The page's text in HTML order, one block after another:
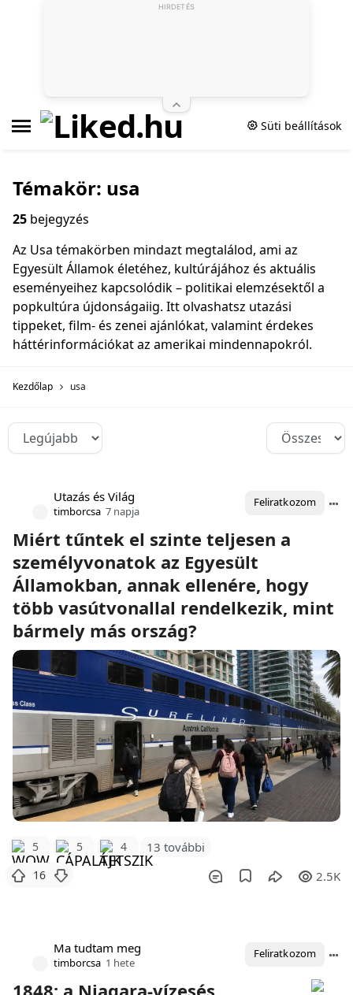
Süti beállítások
Témakör: usa
25 bejegyzés
Az Usa témakörben mindazt megtalálod, ami az
Egyesült Államok életéhez, kultúrájához és aktuális
eseményeihez kapcsolódik – politikai elemzésektől a
popkultúra újdonságaiig. Itt olvashatsz utazási
tippeket, film- és zenei ajánlókat, valamint érdekes
háttérinformációkat az amerikai mindennapokról.
Kezdőlap usa
Utazás és Világ
timborcsa 7 napja
Feliratkozom
Miért tűntek el szinte teljesen a
személyvonatok az Egyesült
Államokban, annak ellenére, hogy
több vasútvonallal rendelkezik, mint
bármely más ország?
5 5 4 13 további
16 2.5K
Ma tudtam meg
timborcsa 1 hete
Feliratkozom
HIRDETÉS